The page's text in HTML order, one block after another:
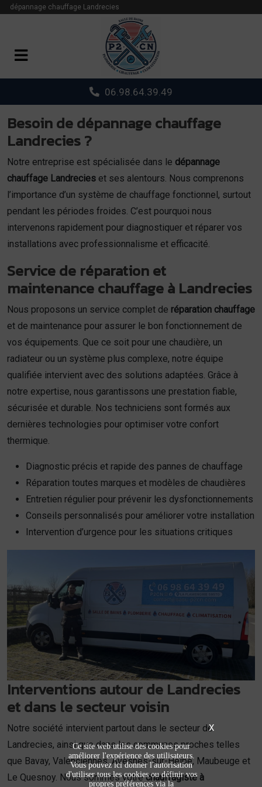
dépannage chauffage Landrecies
06.98.64.39.49
Besoin de dépannage chauffage
Landrecies ?
Notre entreprise est spécialisée dans le dépannage
chauffage Landrecies et ses alentours. Nous comprenons
l’importance d’un système de chauffage fonctionnel, surtout
pendant les périodes froides. C’est pourquoi nous
intervenons rapidement pour diagnostiquer et réparer vos
installations avec professionnalisme et efficacité.
Service de réparation et
maintenance chauffage à Landrecies
Nous proposons un service complet de réparation chauffage
et de maintenance pour assurer le bon fonctionnement de
vos équipements. Que ce soit pour une chaudière, un
radiateur ou un système plus complexe, notre équipe
qualifiée intervient avec des solutions adaptées. Grâce à
notre expertise, nous garantissons une prestation fiable,
sécurisée et durable. Nos techniciens sont formés aux
dernières technologies pour optimiser votre confort
thermique.
Diagnostic précis et rapide des pannes de chauffage
Réparation toutes marques et modèles de chaudières
Entretien régulier pour prévenir les dysfonctionnements
Conseils personnalisés pour améliorer votre installation
Intervention d’urgence pour les situations critiques
Interventions autour de Landrecies
et dans le secteur voisin
Notre société intervient partout dans le secteur de
Landrecies, ainsi que dans les communes proches telles
que Bavay, Valenciennes, Avesnes-sur-Helpe, Maubeuge et
Le Quesnoy. Nous sommes votrechauffagiste à
Panneau de gestion des cookies
X
Ce site web utilise des cookies pour
améliorer l'expérience des utilisateurs.
Vous pouvez ici donner l'autorisation
d'utiliser tous les cookies ou définir vos
propres préférences via la